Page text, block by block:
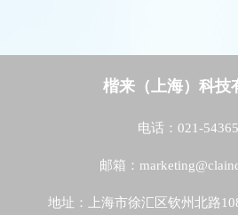
楷来（上海）科技
电话：021-
邮箱：
地址：上海市徐汇区钦州北路